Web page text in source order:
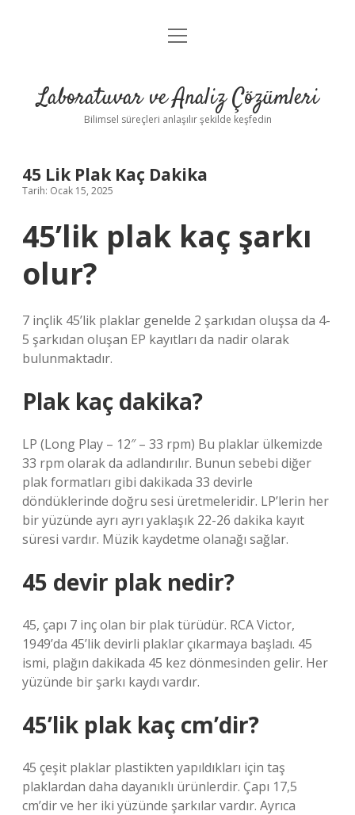
Anasayfa
Yasal Uyarı
menüyü
Laboratuvar ve Analiz Çözümleri
Bilimsel süreçleri anlaşılır şekilde keşfedin
45 Lik Plak Kaç Dakika
Tarih: Ocak 15, 2025
45’lik plak kaç şarkı
olur?
7 inçlik 45’lik plaklar genelde 2 şarkıdan oluşsa da 4-
5 şarkıdan oluşan EP kayıtları da nadir olarak
bulunmaktadır.
Plak kaç dakika?
LP (Long Play – 12″ – 33 rpm) Bu plaklar ülkemizde
33 rpm olarak da adlandırılır. Bunun sebebi diğer
plak formatları gibi dakikada 33 devirle
döndüklerinde doğru sesi üretmeleridir. LP’lerin her
bir yüzünde ayrı ayrı yaklaşık 22-26 dakika kayıt
süresi vardır. Müzik kaydetme olanağı sağlar.
45 devir plak nedir?
45, çapı 7 inç olan bir plak türüdür. RCA Victor,
1949’da 45’lik devirli plaklar çıkarmaya başladı. 45
ismi, plağın dakikada 45 kez dönmesinden gelir. Her
yüzünde bir şarkı kaydı vardır.
45’lik plak kaç cm’dir?
45 çeşit plaklar plastikten yapıldıkları için taş
plaklardan daha dayanıklı ürünlerdir. Çapı 17,5
cm’dir ve her iki yüzünde şarkılar vardır. Ayrıca